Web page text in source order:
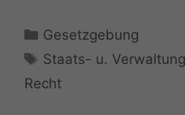
Kategorien
Gesetzgebung
Schlagwörter
Staats- u.
Recht